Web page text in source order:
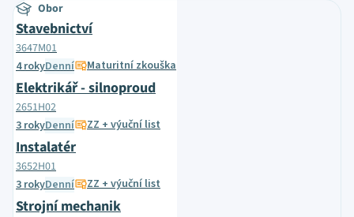
Obor
Stavebnictví
3647M01
4 rokyDenní Maturitní zkouška
Elektrikář - silnoproud
2651H02
3 rokyDenní ZZ + výuční list
Instalatér
3652H01
3 rokyDenní ZZ + výuční list
Strojní mechanik